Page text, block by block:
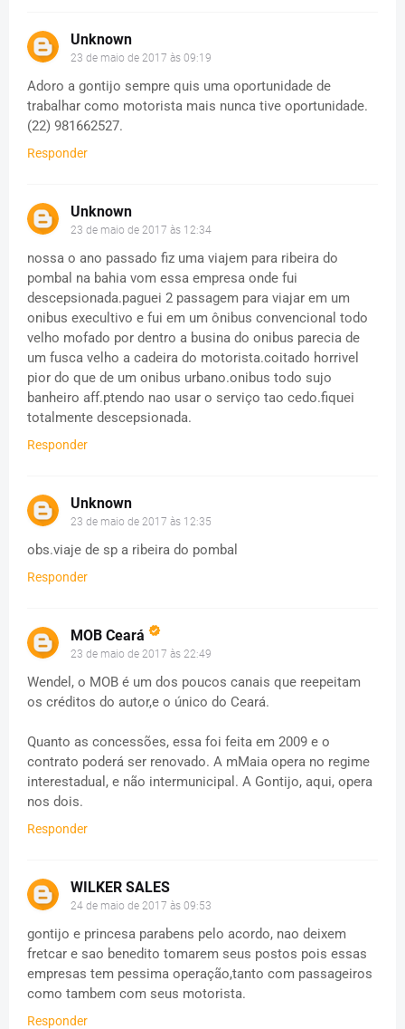
Unknown
23 de maio de 2017 às 09:19
Adoro a gontijo sempre quis uma oportunidade de
trabalhar como motorista mais nunca tive oportunidade.
(22) 981662527.
Responder
Unknown
23 de maio de 2017 às 12:34
nossa o ano passado fiz uma viajem para ribeira do
pombal na bahia vom essa empresa onde fui
descepsionada.paguei 2 passagem para viajar em um
onibus execultivo e fui em um ônibus convencional todo
velho mofado por dentro a busina do onibus parecia de
um fusca velho a cadeira do motorista.coitado horrivel
pior do que de um onibus urbano.onibus todo sujo
banheiro aff.ptendo nao usar o serviço tao cedo.fiquei
totalmente descepsionada.
Responder
Unknown
23 de maio de 2017 às 12:35
obs.viaje de sp a ribeira do pombal
Responder
MOB Ceará
23 de maio de 2017 às 22:49
Wendel, o MOB é um dos poucos canais que reepeitam
os créditos do autor,e o único do Ceará.
Quanto as concessões, essa foi feita em 2009 e o
contrato poderá ser renovado. A mMaia opera no regime
interestadual, e não intermunicipal. A Gontijo, aqui, opera
nos dois.
Responder
WILKER SALES
24 de maio de 2017 às 09:53
gontijo e princesa parabens pelo acordo, nao deixem
fretcar e sao benedito tomarem seus postos pois essas
empresas tem pessima operação,tanto com passageiros
como tambem com seus motorista.
Responder